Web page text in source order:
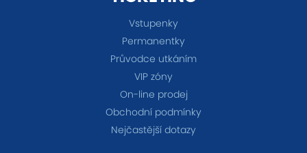
Vstupenky
Permanentky
Průvodce utkáním
VIP zóny
On-line prodej
Obchodní podmínky
Nejčastější dotazy